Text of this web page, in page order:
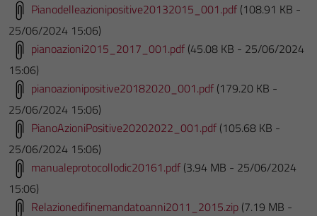
Pianodelleazionipositive20132015_001.pdf (108.91 KB -
25/06/2024 15:06)
pianoazioni2015_2017_001.pdf (45.08 KB - 25/06/2024
15:06)
pianoazionipositive20182020_001.pdf (179.20 KB -
25/06/2024 15:06)
PianoAzioniPositive20202022_001.pdf (105.68 KB -
25/06/2024 15:06)
manualeprotocollodic20161.pdf (3.94 MB - 25/06/2024
15:06)
Relazionedifinemandatoanni2011_2015.zip (7.19 MB -